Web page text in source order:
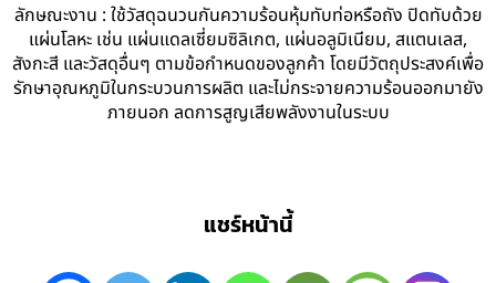
ลักษณะงาน : ใช้วัสดุฉนวนกันความร้อนหุ้มทับท่อหรือถัง ปิดทับด้วย
แผ่นโลหะ เช่น แผ่นแดลเซี่ยมซิลิเกต, แผ่นอลูมิเนียม, สแตนเลส,
สังกะสี และวัสดุอื่นๆ ตามข้อกำหนดของลูกค้า โดยมีวัตถุประสงค์เพื่อ
รักษาอุณหภูมิในกระบวนการผลิต และไม่กระจายความร้อนออกมายัง
ภายนอก ลดการสูญเสียพลังงานในระบบ
แชร์หน้านี้